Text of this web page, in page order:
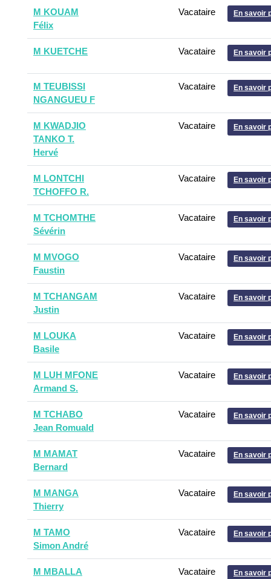
M KOUAM
Félix
Vacataire En savoir
M KUETCHE Vacataire En savoir
M TEUBISSI
NGANGUEU F
Vacataire En savoir
M KWADJIO
TANKO T.
Hervé
Vacataire En savoir
M LONTCHI
TCHOFFO R.
Vacataire En savoir
M TCHOMTHE
Sévérin
Vacataire En savoir
M MVOGO
Faustin
Vacataire En savoir
M TCHANGAM
Justin
Vacataire En savoir
M LOUKA
Basile
Vacataire En savoir
M LUH MFONE
Armand S.
Vacataire En savoir
M TCHABO
Jean Romuald
Vacataire En savoir
M MAMAT
Bernard
Vacataire En savoir
M MANGA
Thierry
Vacataire En savoir
M TAMO
Simon André
Vacataire En savoir
M MBALLA
Vacataire En savoir